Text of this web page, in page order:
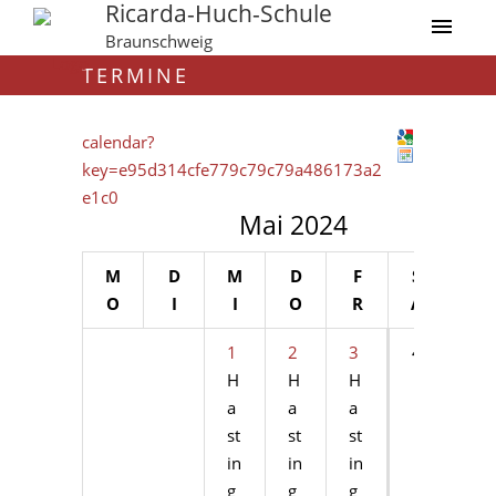
Ricarda-Huch-Schule
Braunschweig
TERMINE
calendar?
key=e95d314cfe779c79c79a486173a2
e1c0
Mai 2024
M
O
D
I
M
I
D
O
F
R
S
A
1
H
a
st
in
g
2
H
a
st
in
g
3
H
a
st
in
g
4